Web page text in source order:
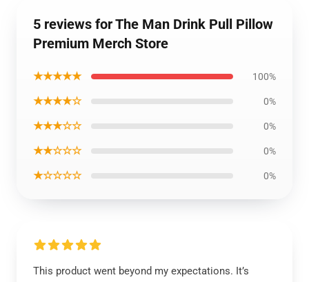
5 reviews for The Man Drink Pull Pillow
Premium Merch Store
★★★★★ 100%
★★★★☆ 0%
★★★☆☆ 0%
★★☆☆☆ 0%
★☆☆☆☆ 0%
This product went beyond my expectations. It’s